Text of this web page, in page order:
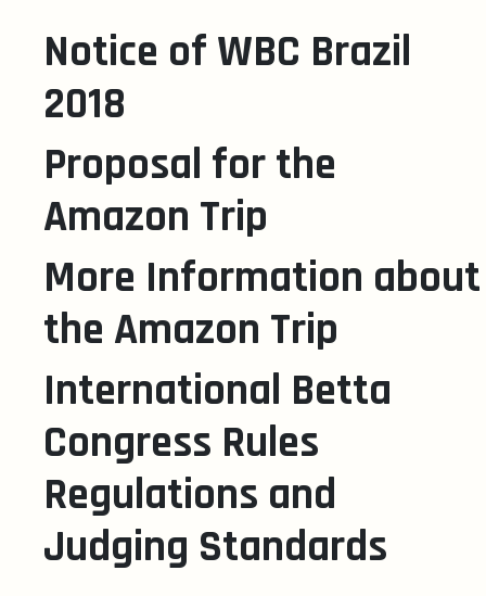
Notice of WBC Brazil
2018
Proposal for the
Amazon Trip
More Information about
the Amazon Trip
International Betta
Congress Rules
Regulations and
Judging Standards